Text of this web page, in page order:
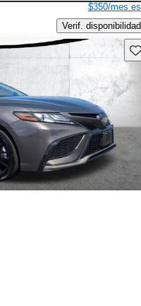
$350/mes
Verif. disponibilidad